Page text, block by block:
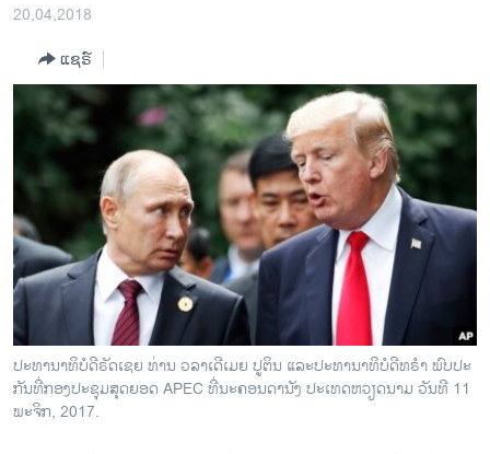
ຫາ
ຂ່າວ​ຈີນ
ໂລກ
ເອເຊຍ
ອິດສະຫຼະພາບດ້ານການຂ່າວ
ຊີວິດຊາວລາວ
ຊຸມຊົນຊາວລາວ
ວິທະຍາສາດ-ເທັກໂນໂລຈີ
ທຸລະກິດ
ພາສາອັງກິດ
ວີດີໂອ
ສຽງ
20,04,2018
ແຊຣ໌
ປະທານາທິບໍດີຣັດເຊຍ ທ່ານ ວລາເດີເມຍ ປູຕິນ ແລະປະທານາທິບໍດີທຣໍາ ພົບປະ
ກັນທີ່ກອງປະຊຸມສຸດຍອດ APEC ທີ່ນະຄອນດານັງ ປະເທດຫວຽດນາມ ວັນທີ 11
ພະຈິກ, 2017.